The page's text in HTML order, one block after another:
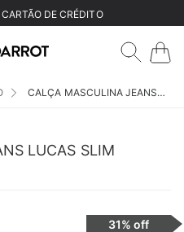
DE CRÉDITO
CALÇA MASCULINA JEANS LUCAS SLIM
LUCAS SLIM
31% off